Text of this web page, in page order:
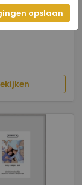
60x80cm
opslaan